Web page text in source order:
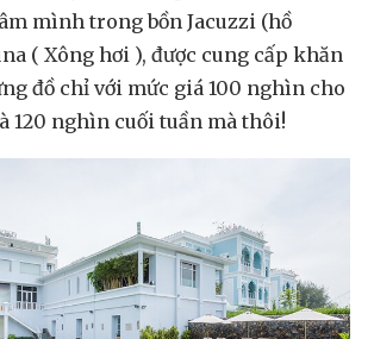
mình trong bồn Jacuzzi (hồ
( Xông hơi ), được cung cấp khăn
đồ chỉ với mức giá 100 nghìn cho
120 nghìn cuối tuần mà thôi!